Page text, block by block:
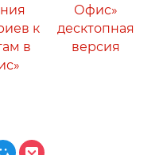
к
в
Офис»
десктопная
версия